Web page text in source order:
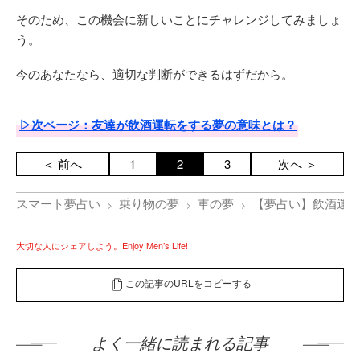
そのため、この機会に新しいことにチャレンジしてみましょ
う。
今のあなたなら、適切な判断ができるはずだから。
▷次ページ：友達が飲酒運転をする夢の意味とは？
＜ 前へ 1 2 3 次へ ＞
スマート夢占い 乗り物の夢 車の夢 【夢占い】飲酒運
大切な人にシェアしよう。Enjoy Men’s Life!
この記事のURLをコピーする
よく一緒に読まれる記事